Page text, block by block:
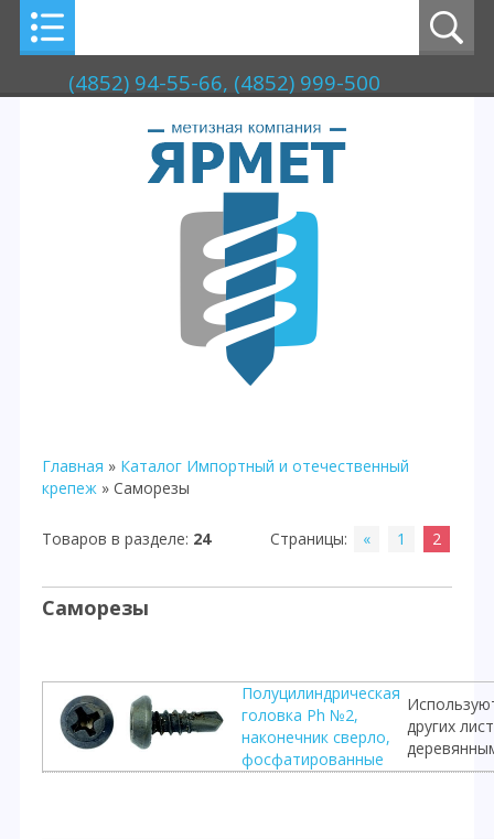
(4852) 94-55-66, (4852) 999-500
Главная » Каталог Импортный и отечественный
крепеж » Саморезы
Товаров в разделе: 24 Страницы: « 1 2
Саморезы
Полуцилиндрическая
головка Ph №2,
наконечник сверло,
фосфатированные
других